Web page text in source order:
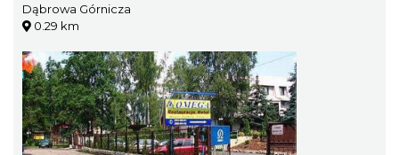
Dąbrowa Górnicza
0.29 km